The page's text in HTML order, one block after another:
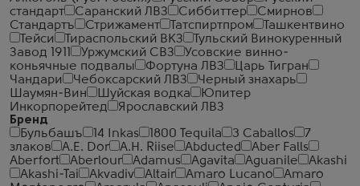
стандарт
Саранский ЛВЗ Сиббиттер
Смирнов
Стандартъ
Стрижамент Татспиртпром
Ташкентвино
Тейси
Тираспольский ВКЗ
Тульский Винокуренный
Завод 1911
Уржумский СВЗ
Усовские винно-
коньячные подвалы
Фортуна ЛВЗ
Царь Тигран
Чандари
Чебоксарский ЛВЗ
Черный знахарь
Шаумян-Вин
Шуйская водка
Юпитер
Инкорпорейтед
Ярославский ЛВЗ
Бренд
Бульбашъ
14 Inkas 1800 Tequila 3 Caballos
7
злаков
A.E. Dor A.H. Riise Abducted
Aber Falls
Aberfort
Aberlour Adamus Agavita Aguanile
Akashi
Akashi-Tai
Akvadiv Altair Amaro Lucano
Amaro